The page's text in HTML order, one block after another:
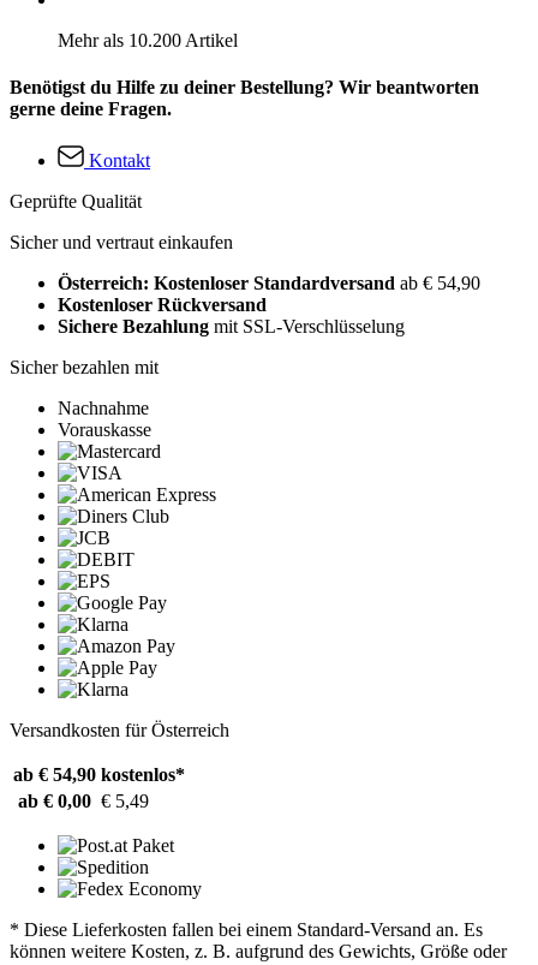
Mehr als 10.200 Artikel
Benötigst du Hilfe zu deiner Bestellung? Wir beantworten
gerne deine Fragen.
Kontakt
Geprüfte Qualität
Sicher und vertraut einkaufen
Österreich: Kostenloser Standardversand ab € 54,90
Kostenloser Rückversand
Sichere Bezahlung mit SSL-Verschlüsselung
Sicher bezahlen mit
Nachnahme
Vorauskasse
Versandkosten für Österreich
ab € 54,90 kostenlos*
ab € 0,00 € 5,49
* Diese Lieferkosten fallen bei einem Standard-Versand an. Es
können weitere Kosten, z. B. aufgrund des Gewichts, Größe oder